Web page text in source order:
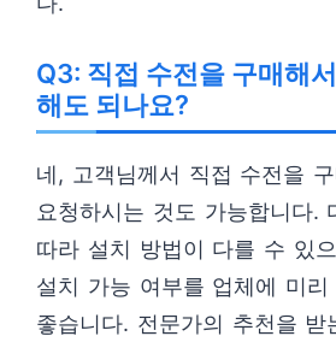
Q3: 직접 수전을 구매해
해도 되나요?
네, 고객님께서 직접 수전을
요청하시는 것도 가능합니다.
따라 설치 방법이 다를 수 있
설치 가능 여부를 업체에 미리
좋습니다. 전문가의 추천을 받